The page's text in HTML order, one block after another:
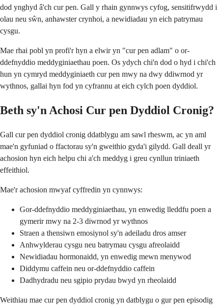
dod ynghyd â'ch cur pen. Gall y rhain gynnwys cyfog, sensitifrwydd i
olau neu sŵn, anhawster crynhoi, a newidiadau yn eich patrymau
cysgu.
Mae rhai pobl yn profi'r hyn a elwir yn "cur pen adlam" o or-
ddefnyddio meddyginiaethau poen. Os ydych chi'n dod o hyd i chi'ch
hun yn cymryd meddyginiaeth cur pen mwy na dwy ddiwrnod yr
wythnos, gallai hyn fod yn cyfrannu at eich cylch poen dyddiol.
Beth sy'n Achosi Cur pen Dyddiol Cronig?
Gall cur pen dyddiol cronig ddatblygu am sawl rheswm, ac yn aml
mae'n gyfuniad o ffactorau sy'n gweithio gyda'i gilydd. Gall deall yr
achosion hyn eich helpu chi a'ch meddyg i greu cynllun triniaeth
effeithiol.
Mae'r achosion mwyaf cyffredin yn cynnwys:
Gor-ddefnyddio meddyginiaethau, yn enwedig lleddfu poen a
gymerir mwy na 2-3 diwrnod yr wythnos
Straen a thensiwn emosiynol sy'n adeiladu dros amser
Anhwylderau cysgu neu batrymau cysgu afreolaidd
Newidiadau hormonaidd, yn enwedig mewn menywod
Diddymu caffein neu or-ddefnyddio caffein
Dadhydradu neu sgipio prydau bwyd yn rheolaidd
Weithiau mae cur pen dyddiol cronig yn datblygu o gur pen episodig